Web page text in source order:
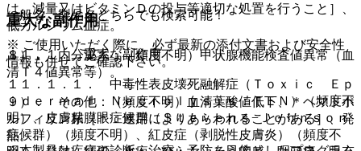
は、減量又はビタミンＤの投与等適切な処置を行うこと］、
低カルシウム血症。
８）． 内分泌系：（頻度不明）甲状腺機能検査値異常（血
清Ｔ４値異常等）。
９）． その他：（頻度不明）血清葉酸値低下、＊ヘマトポ
ルフィリン尿［＊：連用によりあらわれることがある］、発
熱。
重大な副作用
１１．１． 重大な副作用
１１．１．１． 中毒性表皮壊死融解症（Ｔｏｘｉｃ Ｅｐ
ｉｄｅｒｍａｌ Ｎｅｃｒｏｌｙｓｉｓ：ＴＥＮ）（頻度不
明）、皮膚粘膜眼症候群（Ｓｔｅｖｅｎｓ−Ｊｏｈｎｓｏｎ
症候群）（頻度不明）、紅皮症（剥脱性皮膚炎）（頻度不
一般名、製品名どちらでも検索可能！
※ ご使用いただく際に、必ず最新の添付文書および安全性
情報も併せてご確認下さい。